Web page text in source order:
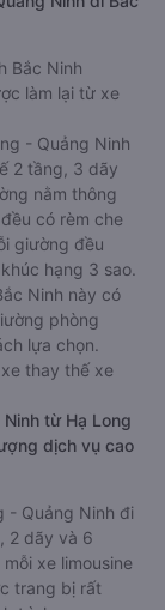
còn bị bắt buộc
chờ xe đến
Ninh đi Bắc
Bắc Ninh
làm lại từ xe
- Quảng Ninh
2 tầng, 3 dãy
nằm thông
có rèm che
giường đều
hạng 3 sao.
Ninh này có
phòng
lựa chọn.
thay thế xe
từ Hạ Long
dịch vụ cao
Quảng Ninh đi